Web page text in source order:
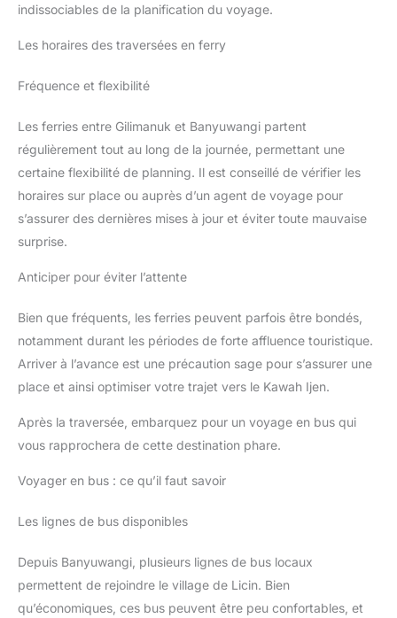
indissociables de la planification du voyage.
Les horaires des traversées en ferry
Fréquence et flexibilité
Les ferries entre Gilimanuk et Banyuwangi partent
régulièrement tout au long de la journée, permettant une
certaine flexibilité de planning. Il est conseillé de vérifier les
horaires sur place ou auprès d’un agent de voyage pour
s’assurer des dernières mises à jour et éviter toute mauvaise
surprise.
Anticiper pour éviter l’attente
Bien que fréquents, les ferries peuvent parfois être bondés,
notamment durant les périodes de forte affluence touristique.
Arriver à l’avance est une précaution sage pour s’assurer une
place et ainsi optimiser votre trajet vers le Kawah Ijen.
Après la traversée, embarquez pour un voyage en bus qui
vous rapprochera de cette destination phare.
Voyager en bus : ce qu’il faut savoir
Les lignes de bus disponibles
Depuis Banyuwangi, plusieurs lignes de bus locaux
permettent de rejoindre le village de Licin. Bien
qu’économiques, ces bus peuvent être peu confortables, et